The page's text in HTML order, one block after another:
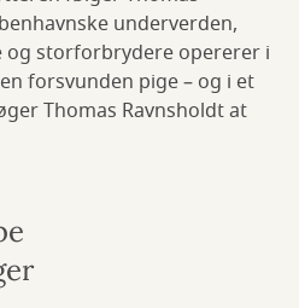
underverden,
og storforbrydere opererer i
forsvunden pige – og i et
Thomas Ravnsholdt at